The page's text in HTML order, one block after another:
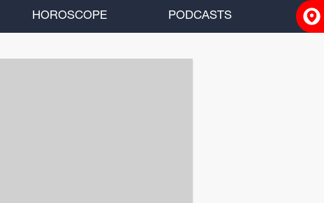
HOROSCOPE PODCASTS